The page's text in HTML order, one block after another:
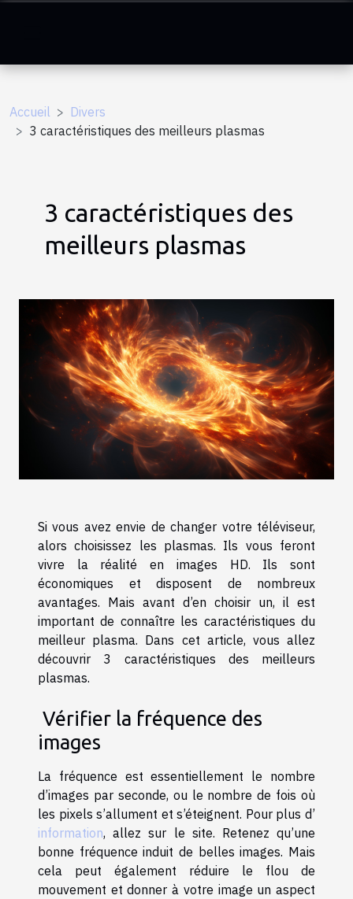
Accueil
Divers
3 caractéristiques des meilleurs plasmas
3 caractéristiques des
meilleurs plasmas
Si vous avez envie de changer votre téléviseur,
alors choisissez les plasmas. Ils vous feront
vivre la réalité en images HD. Ils sont
économiques et disposent de nombreux
avantages. Mais avant d’en choisir un, il est
important de connaître les caractéristiques du
meilleur plasma. Dans cet article, vous allez
découvrir 3 caractéristiques des meilleurs
plasmas.
Vérifier la fréquence des
images
La fréquence est essentiellement le nombre
d’images par seconde, ou le nombre de fois où
les pixels s’allument et s’éteignent. Pour plus d’
information, allez sur le site. Retenez qu’une
bonne fréquence induit de belles images. Mais
cela peut également réduire le flou de
mouvement et donner à votre image un aspect